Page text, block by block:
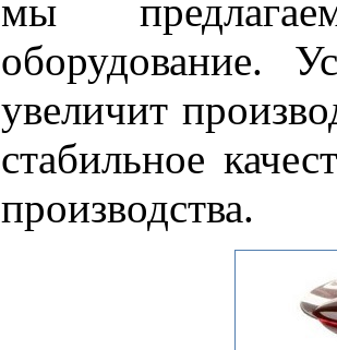
мы
оборудование.
увеличит
стабильное
производства.